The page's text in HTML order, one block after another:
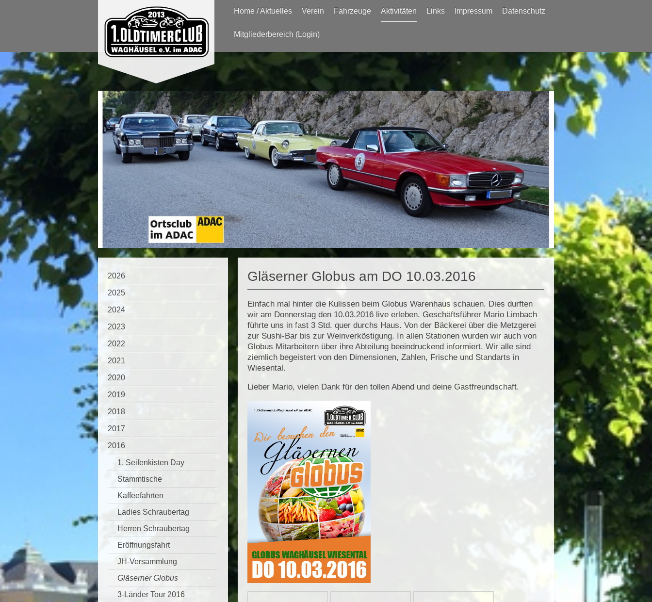
Home / Aktuelles Verein Fahrzeuge Aktivitäten Links Impressum Datenschutz
Mitgliederbereich (Login)
Gläserner Globus am DO 10.03.2016
Einfach mal hinter die Kulissen beim Globus Warenhaus schauen. Dies durften
wir am Donnerstag den 10.03.2016 live erleben. Geschäftsführer Mario Limbach
führte uns in fast 3 Std. quer durchs Haus. Von der Bäckerei über die Metzgerei
zur Sushi-Bar bis zur Weinverköstigung. In allen Stationen wurden wir auch von
Globus Mitarbeitern über ihre Abteilung beeindruckend informiert. Wir alle sind
ziemlich begeistert von den Dimensionen, Zahlen, Frische und Standarts in
Wiesental.
Lieber Mario, vielen Dank für den tollen Abend und deine Gastfreundschaft.
2026
2025
2024
2023
2022
2021
2020
2019
2018
2017
2016
1. Seifenkisten Day
Stammtische
Kaffeefahrten
Ladies Schraubertag
Herren Schraubertag
Eröffnungsfahrt
JH-Versammlung
Gläserner Globus
3-Länder Tour 2016